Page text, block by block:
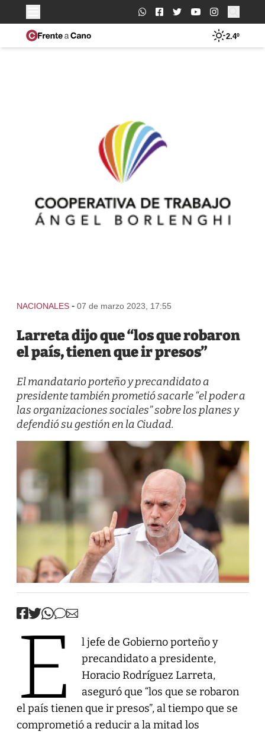
Buscar:
2.4º
NACIONALES - 07 de marzo 2023, 17:55
Larreta dijo que “los que robaron
el país, tienen que ir presos”
El mandatario porteño y precandidato a
presidente también prometió sacarle “el poder a
las organizaciones sociales” sobre los planes y
defendió su gestión en la Ciudad.
E
l jefe de Gobierno porteño y
precandidato a presidente,
Horacio Rodríguez Larreta,
aseguró que “los que se robaron
el país tienen que ir presos”, al tiempo que se
comprometió a reducir a la mitad los